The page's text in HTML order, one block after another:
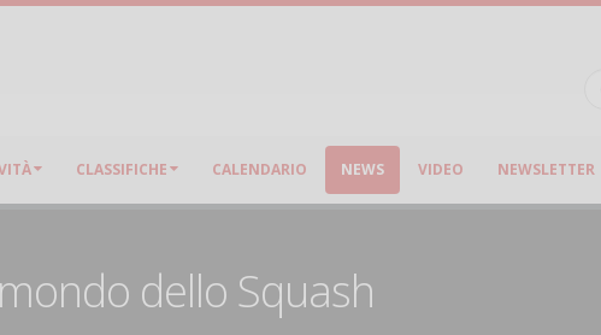
CLASSIFICHE CALENDARIO NEWS VIDEO NEWSLETTER
dello Squash